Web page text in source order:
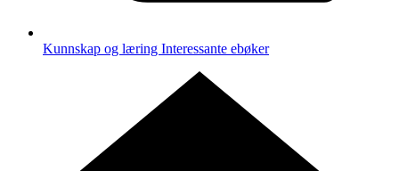
Kunnskap og læring Interessante ebøker